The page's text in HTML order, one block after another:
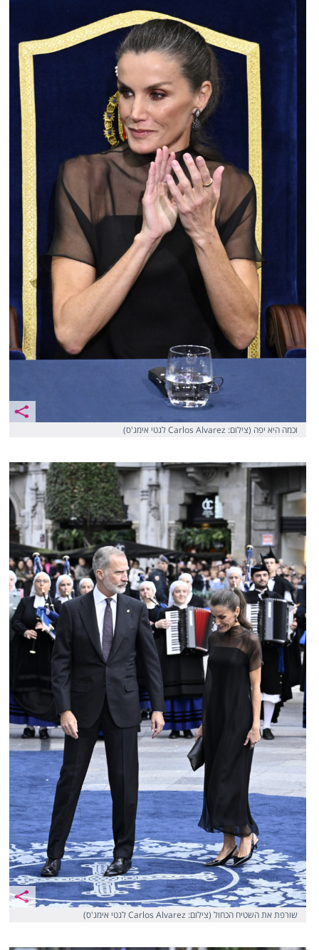
וכמה היא יפה (צילום: Carlos Alvarez לגטי אימג'ס)
שורפת את השטיח הכחול (צילום: Carlos Alvarez לגטי אימג'ס)